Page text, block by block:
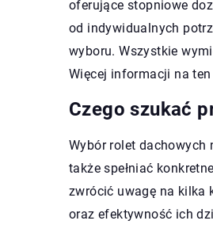
oferujące stopniowe
od indywidualnych
wyboru. Wszystkie
Więcej informacji na
Czego szukać
Wybór rolet dachowych
także spełniać
zwrócić uwagę na kilka
oraz efektywność ich